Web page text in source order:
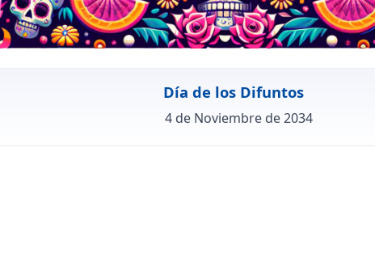
Día de los Difuntos
4 de Noviembre de 2034